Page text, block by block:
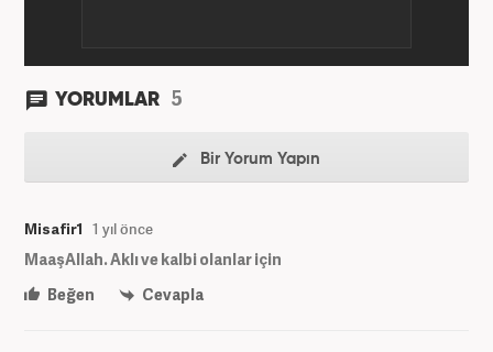
YORUMLAR 5
Bir Yorum Yapın
Misafir1 1 yıl önce
MaaşAllah. Aklı ve kalbi olanlar için
Beğen
Cevapla